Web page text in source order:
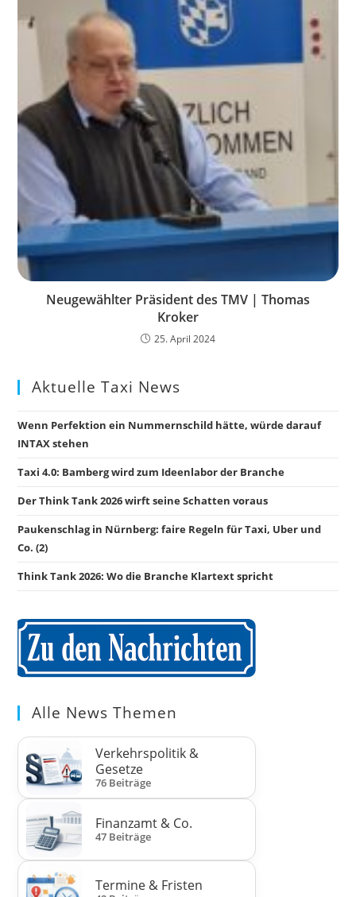
Neugewählter Präsident des TMV | Thomas
Kroker
25. April 2024
Aktuelle Taxi News
Wenn Perfektion ein Nummernschild hätte, würde darauf
INTAX stehen
Taxi 4.0: Bamberg wird zum Ideenlabor der Branche
Der Think Tank 2026 wirft seine Schatten voraus
Paukenschlag in Nürnberg: faire Regeln für Taxi, Uber und
Co. (2)
Think Tank 2026: Wo die Branche Klartext spricht
Alle News Themen
Verkehrspolitik &
Gesetze
76 Beiträge
Finanzamt & Co.
47 Beiträge
Termine & Fristen